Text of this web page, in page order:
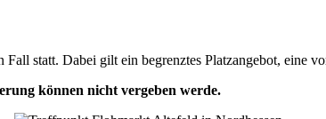
Fall statt. Dabei gilt ein begrenztes Platzangebot, eine
können nicht vergeben werde.